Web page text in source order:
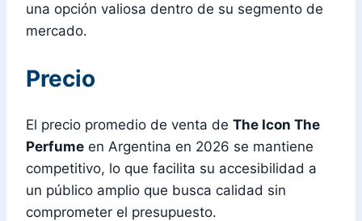
una opción valiosa dentro de su segmento de
mercado.
Precio
El precio promedio de venta de The Icon The
Perfume en Argentina en 2026 se mantiene
competitivo, lo que facilita su accesibilidad a
un público amplio que busca calidad sin
comprometer el presupuesto.